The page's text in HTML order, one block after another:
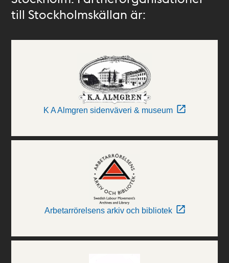
till Stockholmskällan är:
K A Almgren sidenväveri & museum
Arbetarrörelsens arkiv och bibliotek